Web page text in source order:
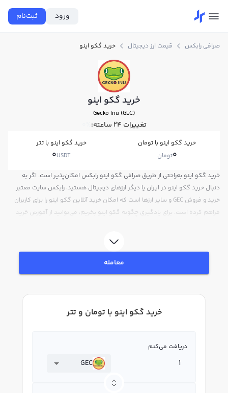
ورود ثبت‌نام
صرافی رابکس قیمت ارز دیجیتال خرید گکو اینو
خرید گکو اینو
Gecko Inu (GEC)
تغییرات ۲۴ ساعته: 0%
خرید گکو اینو با تومان
0تومان
خرید گکو اینو با تتر
0USDT
خرید گکو اینو به‌راحتی از طریق صرافی گکو اینو رابکس امکان‌پذیر است. اگر به
دنبال خرید گکو اینو در ایران یا دیگر ارزهای دیجیتال هستید، رابکس سایت معتبر
خرید و فروش GEC و سایر ارزها است که امکان خرید آنلاین گکو اینو را برای کاربران
فراهم کرده است. برای یادگیری چگونه گکو اینو بخریم، می‌توانید از آموزش خرید
GEC بپردازید. در بازار رابکس، قیمت لحظه‌ای، نمودار و امکانات فروش گکو اینو نیز در
دسترس شما قرار دارد تا بتوانید تصمیمات بهتری در معاملات خود بگیرید.
معامله
خرید گکو اینو با تومان و تتر
دریافت می‌کنم
GEC